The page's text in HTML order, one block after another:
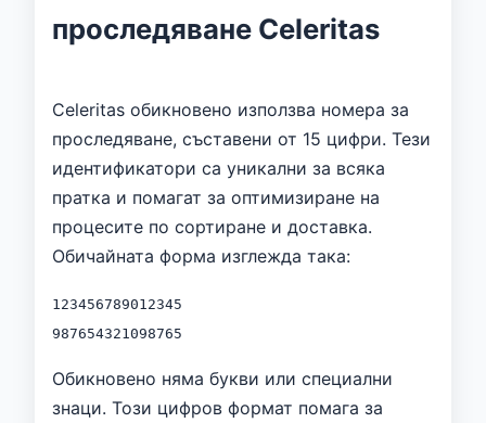
проследяване Celeritas
Celeritas обикновено използва номера за
проследяване, съставени от 15 цифри. Тези
идентификатори са уникални за всяка
пратка и помагат за оптимизиране на
процесите по сортиране и доставка.
Обичайната форма изглежда така:
123456789012345
987654321098765
Обикновено няма букви или специални
знаци. Този цифров формат помага за